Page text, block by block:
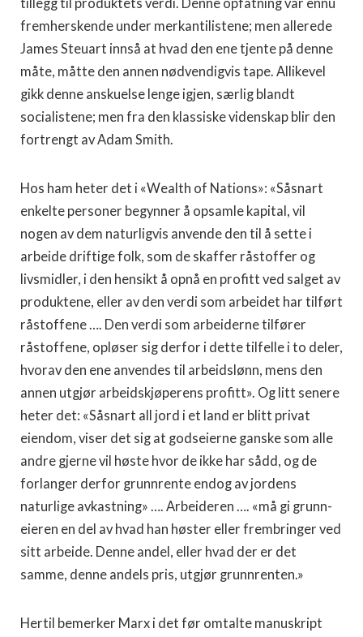
tillegg til produktets verdi. Denne opfatning var ennu
frem­herskende under merkantilistene; men allerede
James Steuart innså at hvad den ene tjente på denne
måte, måtte den annen nødvendigvis tape. Allikevel
gikk denne anskuelse lenge igjen, særlig blandt
socialistene; men fra den klassiske videnskap blir den
fortrengt av Adam Smith.
Hos ham heter det i «Wealth of Nations»: «Såsnart
en­kelte personer begynner å opsamle kapital, vil
nogen av dem naturligvis anvende den til å sette i
arbeide driftige folk, som de skaffer råstoffer og
livsmidler, i den hensikt å opnå en profitt ved salget av
produktene, eller av den verdi som arbei­det har tilført
råstoffene …. Den verdi som arbeiderne til­fører
råstoffene, opløser sig derfor i dette tilfelle i to deler,
hvorav den ene anvendes til arbeidslønn, mens den
annen utgjør arbeidskjøperens profitt». Og litt senere
heter det: «Såsnart all jord i et land er blitt privat
eiendom, viser det sig at gods­eierne ganske som alle
andre gjerne vil høste hvor de ikke har sådd, og de
forlanger derfor grunnrente endog av jordens
naturlige avkastning» …. Arbeideren …. «må gi grunn­
eieren en del av hvad han høster eller frembringer ved
sitt arbeide. Denne andel, eller hvad der er det
samme, denne andels pris, utgjør grunnrenten.»
Hertil bemerker Marx i det før omtalte manuskript